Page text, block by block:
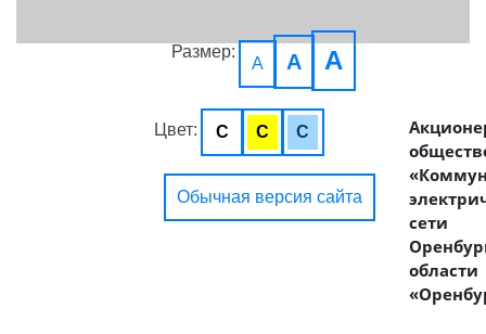
Размер:
A A A
Цвет: C C C
Обычная версия сайта
сети
области